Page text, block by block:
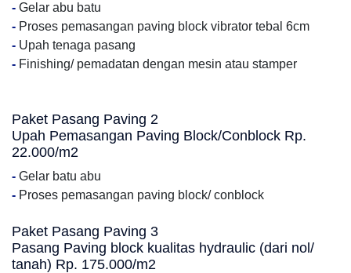
- Gelar abu batu
- Proses pemasangan paving block vibrator tebal 6cm
- Upah tenaga pasang
- Finishing/ pemadatan dengan mesin atau stamper
Paket Pasang Paving 2
Upah Pemasangan Paving Block/Conblock Rp.
22.000/m2
- Gelar batu abu
- Proses pemasangan paving block/ conblock
Paket Pasang Paving 3
Pasang Paving block kualitas hydraulic (dari nol/
tanah) Rp. 175.000/m2